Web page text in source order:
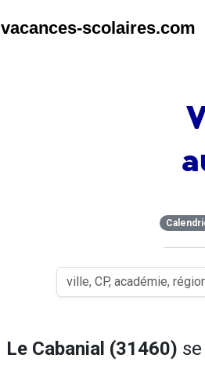
vacances-scolaires.com
Le Cabanial (31460)